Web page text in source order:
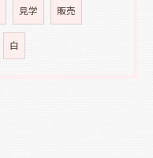
見学 販売
白